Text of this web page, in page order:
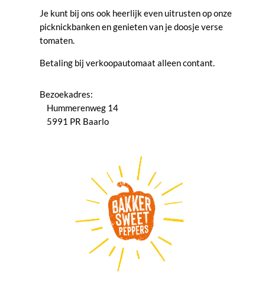
Je kunt bij ons ook heerlijk even uitrusten op onze
picknickbanken en genieten van je doosje verse
tomaten.
Betaling bij verkoopautomaat alleen contant.
Bezoekadres:
Hummerenweg 14
5991 PR Baarlo